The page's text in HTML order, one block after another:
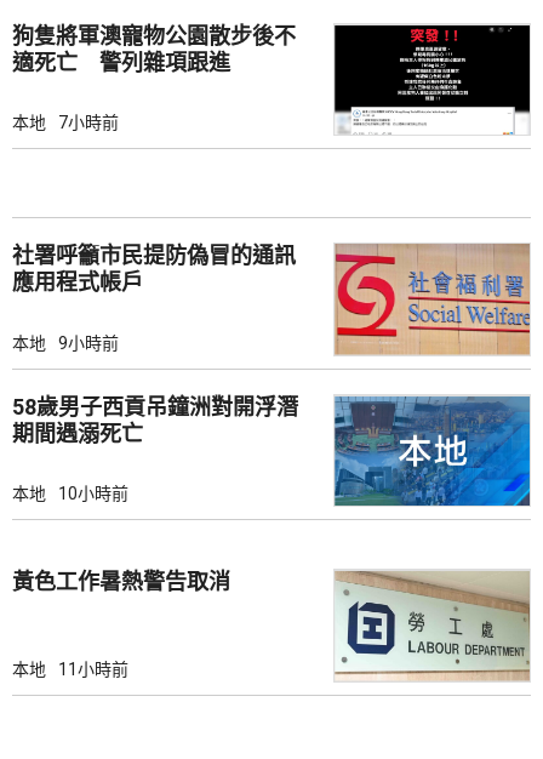
狗隻將軍澳寵物公園散步後不
適死亡 警列雜項跟進
本地 7小時前
社署呼籲市民提防偽冒的通訊
應用程式帳戶
本地 9小時前
58歲男子西貢吊鐘洲對開浮潛
期間遇溺死亡
本地 10小時前
黃色工作暑熱警告取消
本地 11小時前